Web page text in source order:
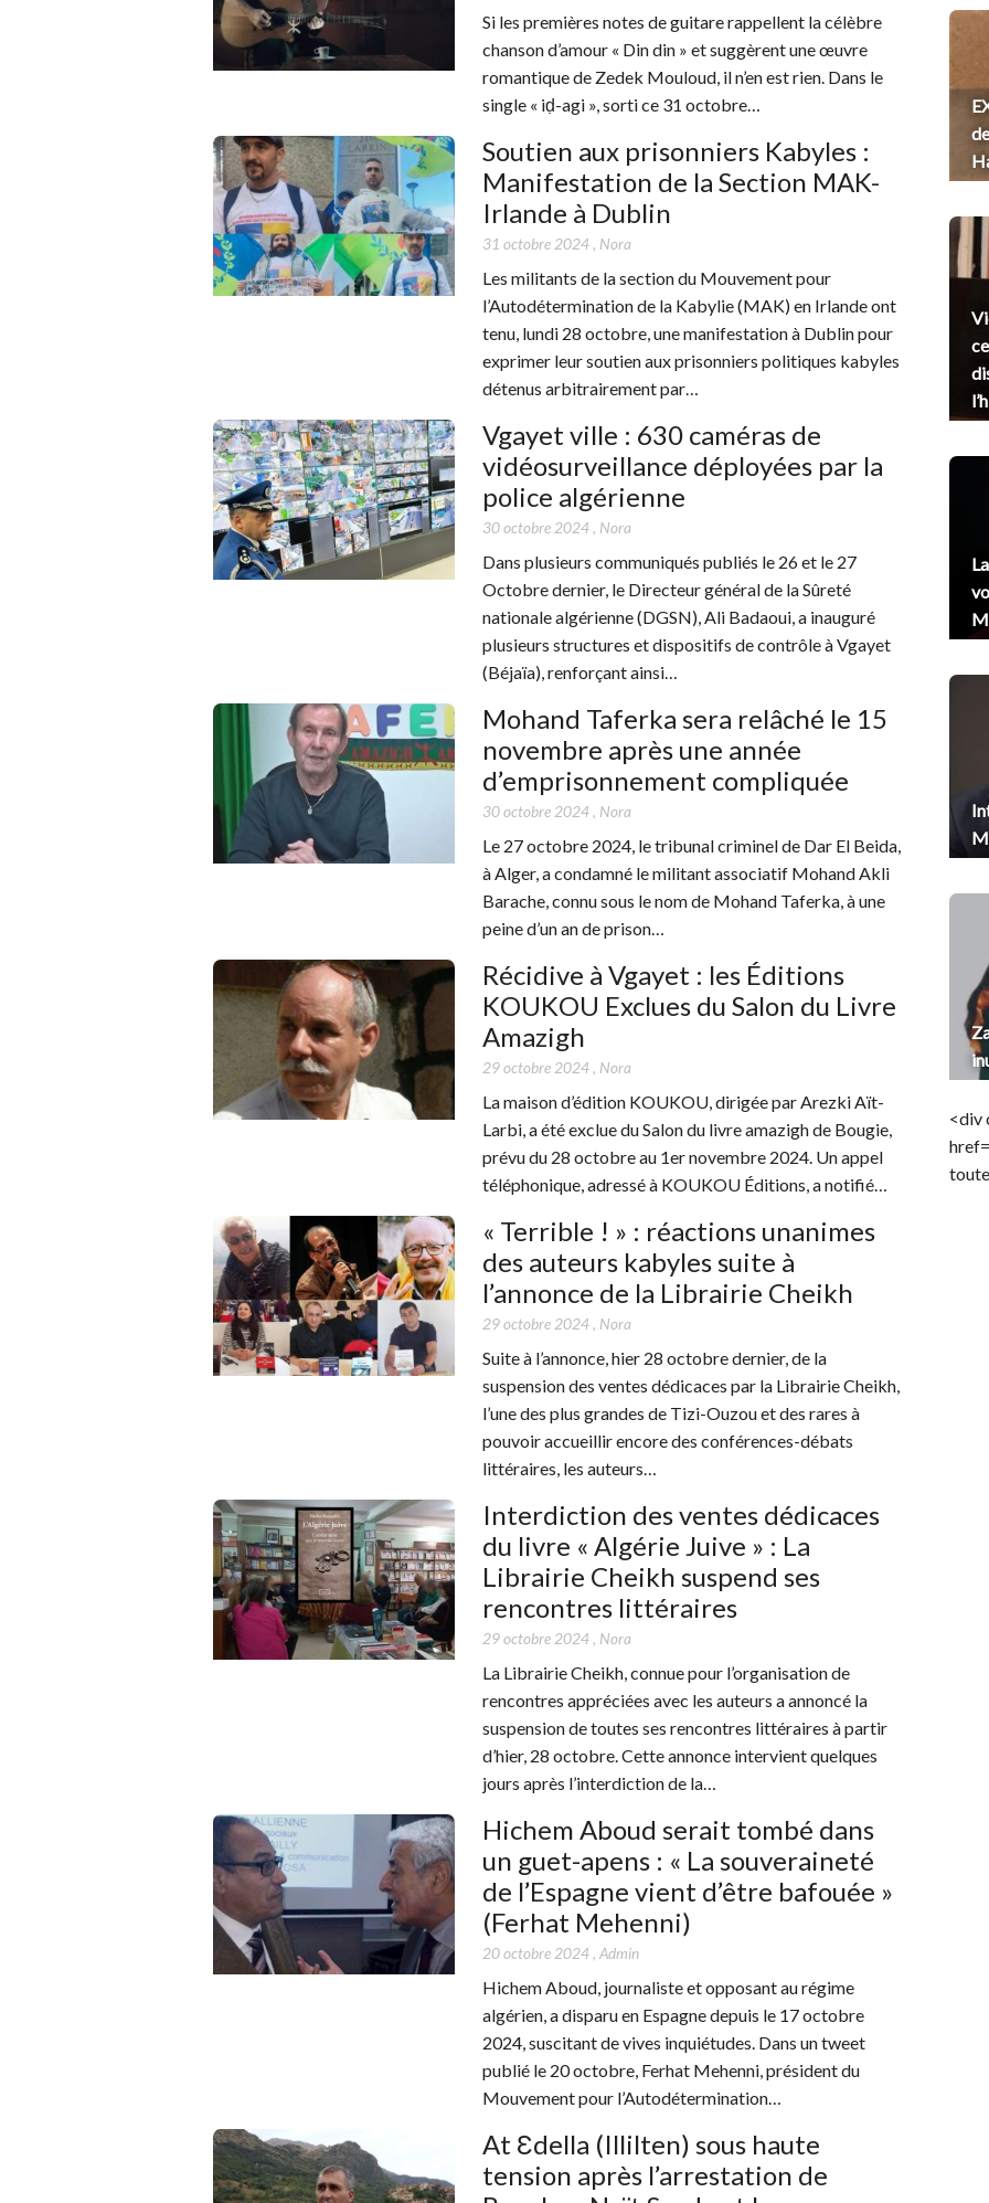
Si les premières notes de guitare rappellent la célèbre
chanson d’amour « Din din » et suggèrent une œuvre
romantique de Zedek Mouloud, il n’en est rien. Dans le
single « iḍ-agi », sorti ce 31 octobre…
Soutien aux prisonniers Kabyles :
Manifestation de la Section MAK-
Irlande à Dublin
31 octobre 2024, Nora
Les militants de la section du Mouvement pour
l’Autodétermination de la Kabylie (MAK) en Irlande ont
tenu, lundi 28 octobre, une manifestation à Dublin pour
exprimer leur soutien aux prisonniers politiques kabyles
détenus arbitrairement par…
Vgayet ville : 630 caméras de
vidéosurveillance déployées par la
police algérienne
30 octobre 2024, Nora
Dans plusieurs communiqués publiés le 26 et le 27
Octobre dernier, le Directeur général de la Sûreté
nationale algérienne (DGSN), Ali Badaoui, a inauguré
plusieurs structures et dispositifs de contrôle à Vgayet
(Béjaïa), renforçant ainsi…
Mohand Taferka sera relâché le 15
novembre après une année
d’emprisonnement compliquée
30 octobre 2024, Nora
Le 27 octobre 2024, le tribunal criminel de Dar El Beida,
à Alger, a condamné le militant associatif Mohand Akli
Barache, connu sous le nom de Mohand Taferka, à une
peine d’un an de prison…
Récidive à Vgayet : les Éditions
KOUKOU Exclues du Salon du Livre
Amazigh
29 octobre 2024, Nora
La maison d’édition KOUKOU, dirigée par Arezki Aït-
Larbi, a été exclue du Salon du livre amazigh de Bougie,
prévu du 28 octobre au 1er novembre 2024. Un appel
téléphonique, adressé à KOUKOU Éditions, a notifié…
« Terrible ! » : réactions unanimes
des auteurs kabyles suite à
l’annonce de la Librairie Cheikh
29 octobre 2024, Nora
Suite à l’annonce, hier 28 octobre dernier, de la
suspension des ventes dédicaces par la Librairie Cheikh,
l’une des plus grandes de Tizi-Ouzou et des rares à
pouvoir accueillir encore des conférences-débats
littéraires, les auteurs…
Interdiction des ventes dédicaces
du livre « Algérie Juive » : La
Librairie Cheikh suspend ses
rencontres littéraires
29 octobre 2024, Nora
La Librairie Cheikh, connue pour l’organisation de
rencontres appréciées avec les auteurs a annoncé la
suspension de toutes ses rencontres littéraires à partir
d’hier, 28 octobre. Cette annonce intervient quelques
jours après l’interdiction de la…
Hichem Aboud serait tombé dans
un guet-apens : « La souveraineté
de l’Espagne vient d’être bafouée »
(Ferhat Mehenni)
20 octobre 2024, Admin
Hichem Aboud, journaliste et opposant au régime
algérien, a disparu en Espagne depuis le 17 octobre
2024, suscitant de vives inquiétudes. Dans un tweet
publié le 20 octobre, Ferhat Mehenni, président du
Mouvement pour l’Autodétermination…
At Ɛdella (Illilten) sous haute
tension après l’arrestation de
<div